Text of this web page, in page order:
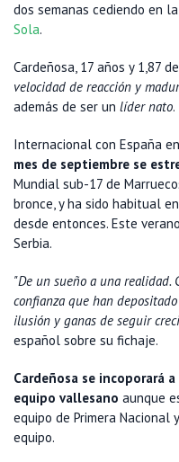
dos semanas cediendo en
Sola.
Cardeñosa, 17 años y 1,87
velocidad de reacción y
además de ser un líder nato.
Internacional con España
mes de septiembre se
Mundial sub-17 de
bronce, y ha sido habitual
desde entonces. Este
Serbia.
"De un sueño a una realidad.
confianza que han
ilusión y ganas de seguir
español sobre su fichaje.
Cardeñosa se incoporará
equipo vallesano aunque
equipo de Primera
equipo.